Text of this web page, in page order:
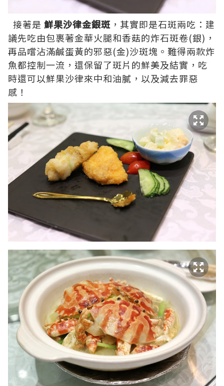
接著是 鮮果沙律金銀斑 ，其實即是石斑兩吃：建
議先吃由包裹著金華火腿和香菇的炸石斑卷(銀)，
再品嚐沾滿鹹蛋黃的邪惡(金)沙斑塊。難得兩款炸
魚都控制一流，還保留了斑片的鮮美及結實，吃
時還可以鮮果沙律來中和油膩，以及減去罪惡
感！